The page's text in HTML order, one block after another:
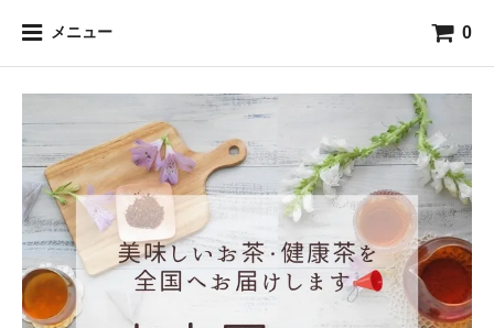
メニュー 0